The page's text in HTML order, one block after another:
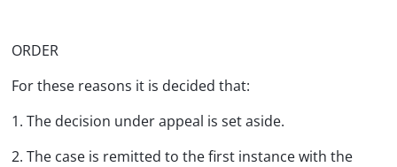
ORDER
For these reasons it is decided that:
1. The decision under appeal is set aside.
2. The case is remitted to the first instance with the